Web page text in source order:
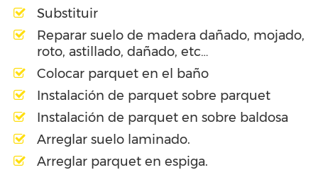
Substituir
Reparar suelo de madera dañado, mojado,
roto, astillado, dañado, etc…
Colocar parquet en el baño
Instalación de parquet sobre parquet
Instalación de parquet en sobre baldosa
Arreglar suelo laminado.
Arreglar parquet en espiga.